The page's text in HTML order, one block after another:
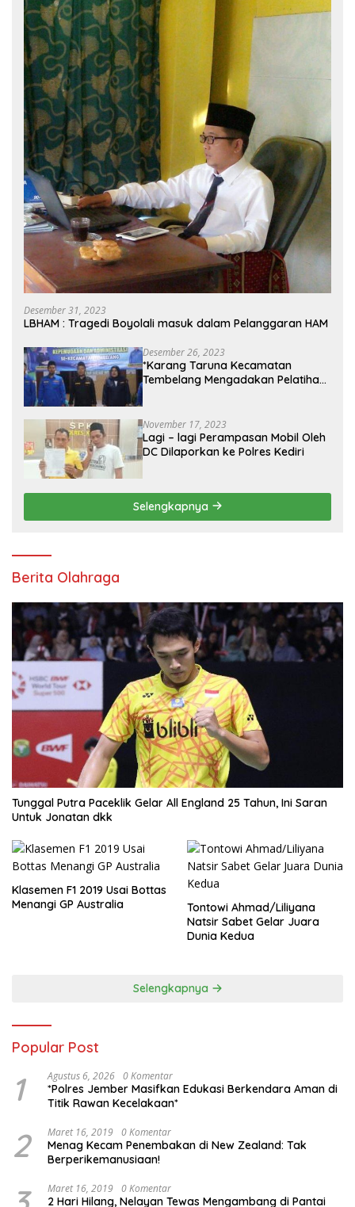
Desember 31, 2023
LBHAM : Tragedi Boyolali masuk dalam Pelanggaran HAM
Desember 26, 2023
*Karang Taruna Kecamatan
Tembelang Mengadakan Pelatihan
November 17, 2023
Lagi – lagi Perampasan Mobil Oleh
DC Dilaporkan ke Polres Kediri
Selengkapnya
Berita Olahraga
Tunggal Putra Paceklik Gelar All England 25 Tahun, Ini Saran
Untuk Jonatan dkk
Klasemen F1 2019 Usai Bottas
Menangi GP Australia
Tontowi Ahmad/Liliyana
Natsir Sabet Gelar Juara
Dunia Kedua
Selengkapnya
Popular Post
1 Agustus 6, 2026 0 Komentar
*Polres Jember Masifkan Edukasi Berkendara Aman di
Titik Rawan Kecelakaan*
2 Maret 16, 2019 0 Komentar
Menag Kecam Penembakan di New Zealand: Tak
Berperikemanusiaan!
Maret 16, 2019 0 Komentar
2 Hari Hilang, Nelayan Tewas Mengambang di Pantai